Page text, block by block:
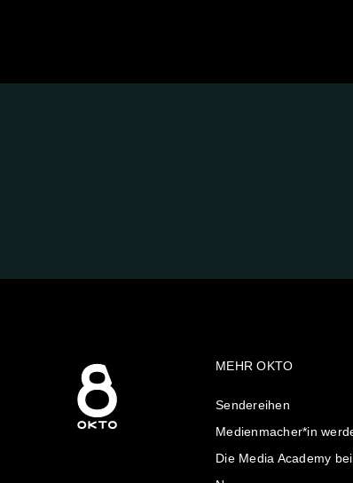
MEHR OKTO
Sendereihen
Medienmacher*in
Die Media Academy